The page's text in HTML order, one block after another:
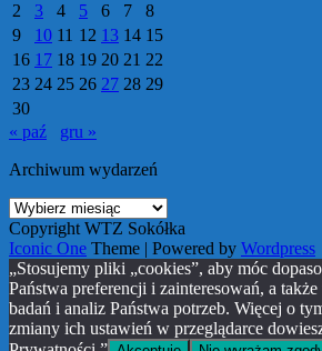
2
3 4 5 6 7
8
9
10 11 12 13 14 15
16 17 18 19 20 21 22
23 24 25 26 27 28 29
30
« paź
gru »
Archiwum wydarzeń
Archiwum
wydarzeń
Copyright WTZ Sokółka
Iconic One Theme | Powered by Wordpress
„Stosujemy pliki „cookies”, aby móc
Państwa preferencji i zainteresowań, a
badań i analiz Państwa potrzeb. Więcej o
zmiany ich ustawień w przeglądarce